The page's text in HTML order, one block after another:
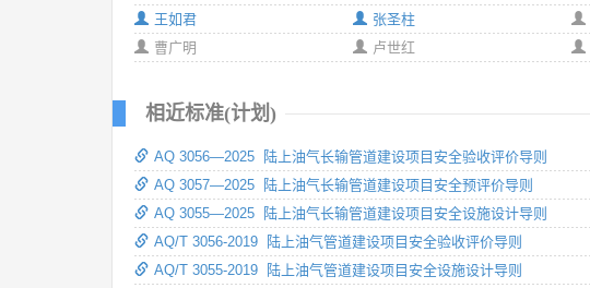
王如君
张圣柱
曹广明
卢世红
相近标准(计划)
AQ 3056—2025 陆上油气长输管道建设项目安全验收评价导则
AQ 3057—2025 陆上油气长输管道建设项目安全预评价导则
AQ 3055—2025 陆上油气长输管道建设项目安全设施设计导则
AQ/T 3056-2019 陆上油气管道建设项目安全验收评价导则
AQ/T 3055-2019 陆上油气管道建设项目安全设施设计导则